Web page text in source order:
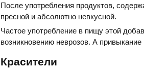
После употребления продуктов,
пресной и абсолютно невкусной.
Частое употребление в пищу этой
возникновению неврозов. А
Красители